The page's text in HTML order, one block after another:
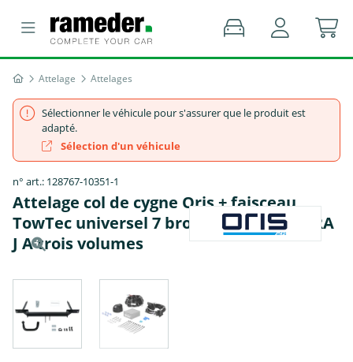
Attelage Attelages
Sélectionner le véhicule pour s'assurer que le produit est
adapté.
Sélection d'un véhicule
n° art.: 128767-10351-1
Attelage col de cygne Oris + faisceau
TowTec universel 7 broches - OPEL ASTRA
J A trois volumes